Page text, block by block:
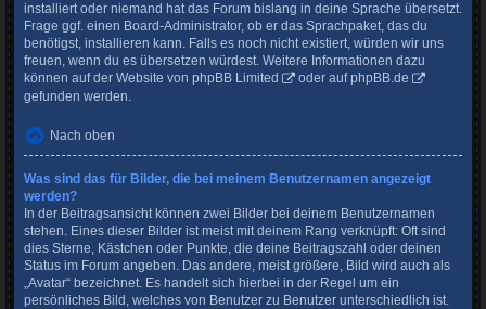
installiert oder niemand hat das Forum bislang in deine Sprache übersetzt.
Frage ggf. einen Board-Administrator, ob er das Sprachpaket, das du
benötigst, installieren kann. Falls es noch nicht existiert, würden wir uns
freuen, wenn du es übersetzen würdest. Weitere Informationen dazu
können auf der Website von phpBB Limited oder aufphpBB.de
gefunden werden.
Nach oben
Was sind das für Bilder, die bei meinem Benutzernamen angezeigt
werden?
In der Beitragsansicht können zwei Bilder bei deinem Benutzernamen
stehen. Eines dieser Bilder ist meist mit deinem Rang verknüpft: Oft sind
dies Sterne, Kästchen oder Punkte, die deine Beitragszahl oder deinen
Status im Forum angeben. Das andere, meist größere, Bild wird auch als
„Avatar“ bezeichnet. Es handelt sich hierbei in der Regel um ein
persönliches Bild, welches von Benutzer zu Benutzer unterschiedlich ist.